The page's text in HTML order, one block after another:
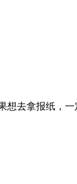
去拿报纸，